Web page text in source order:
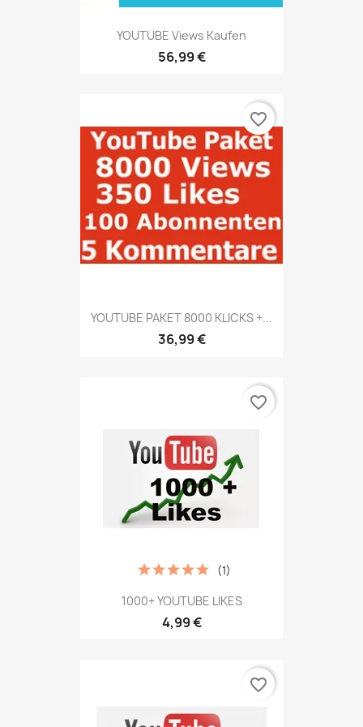
YOUTUBE Views Kaufen
56,99 €
YOUTUBE PAKET 8000 KLICKS +...
36,99 €
favorite_border
1000+ YOUTUBE LIKES
4,99 €
(1)
favorite_border
favorite_border